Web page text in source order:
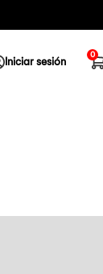
Iniciar sesión
0